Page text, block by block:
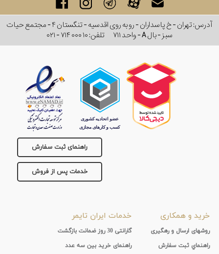
جنس
بکاررفته
آدرس: تهران - خ پاسداران - رو به روی اقدسیه - تنگستان ۴ - مجتمع حیات
سبز - بال A - واحد ۷۱۱
تلفن:۰۲۱ - ۷۱۴ ۰۰۰ ۱۰
راهنمای ثبت سفارش
خدمات پس از فروش
خرید و همکاری
روشهای ارسال و رهگیری
راهنماي ثبت سفارش
خدمات ایران تایمر
گارانتی 30 روز ضمانت بازگشت
راهنمای خرید بین سه عدد